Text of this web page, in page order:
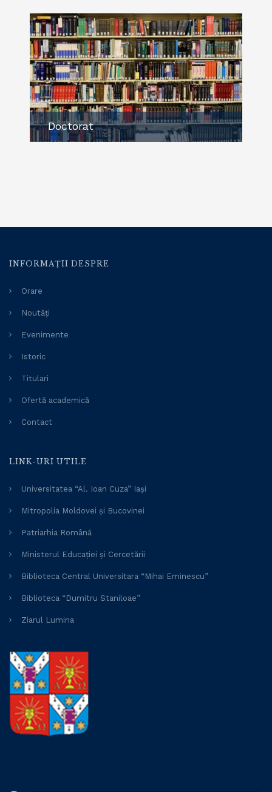
Doctorat
INFORMAȚII DESPRE
Orare
Noutăți
Evenimente
Istoric
Titulari
Ofertă academică
Contact
LINK-URI UTILE
Universitatea “Al. Ioan Cuza” Iași
Mitropolia Moldovei și Bucovinei
Patriarhia Română
Ministerul Educației și Cercetării
Biblioteca Central Universitara “Mihai Eminescu”
Biblioteca “Dumitru Staniloae”
Ziarul Lumina